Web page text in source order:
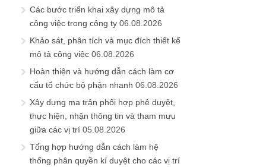
Các bước triển khai xây dựng mô tả
công việc trong công ty 06.08.2026
Khảo sát, phân tích và mục đích thiết kế
mô tả công việc 06.08.2026
Hoàn thiện và hướng dẫn cách làm cơ
cấu tổ chức bộ phận nhanh 06.08.2026
Xây dựng ma trận phối hợp phê duyệt,
thực hiện, nhận thông tin và tham mưu
giữa các vị trí 05.08.2026
Tổng hợp hướng dẫn cách làm hệ
thống phân quyền kí duyệt cho các vị trí